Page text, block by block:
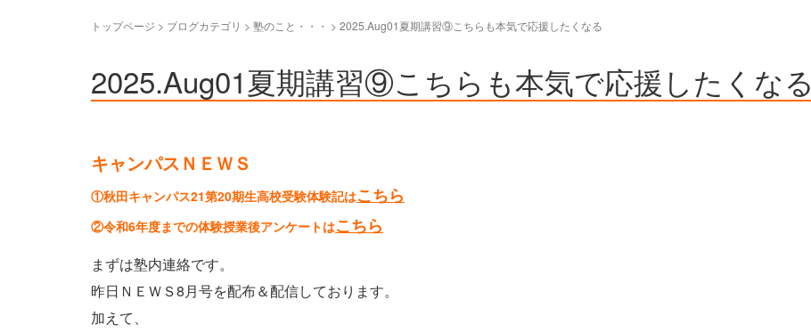
トップページ > ブログカテゴリ > 塾のこと・・・ > 2025.Aug01夏期講習⑨こちらも本気で応援したくなる
2025.Aug01夏期講習⑨こちらも本気で応援したくなる
キャンパスＮＥＷＳ
①秋田キャンパス21第20期生高校受験体験記はこちら
②令和6年度までの体験授業後アンケートはこちら
まずは塾内連絡です。
昨日ＮＥＷＳ8月号を配布＆配信しております。
加えて、